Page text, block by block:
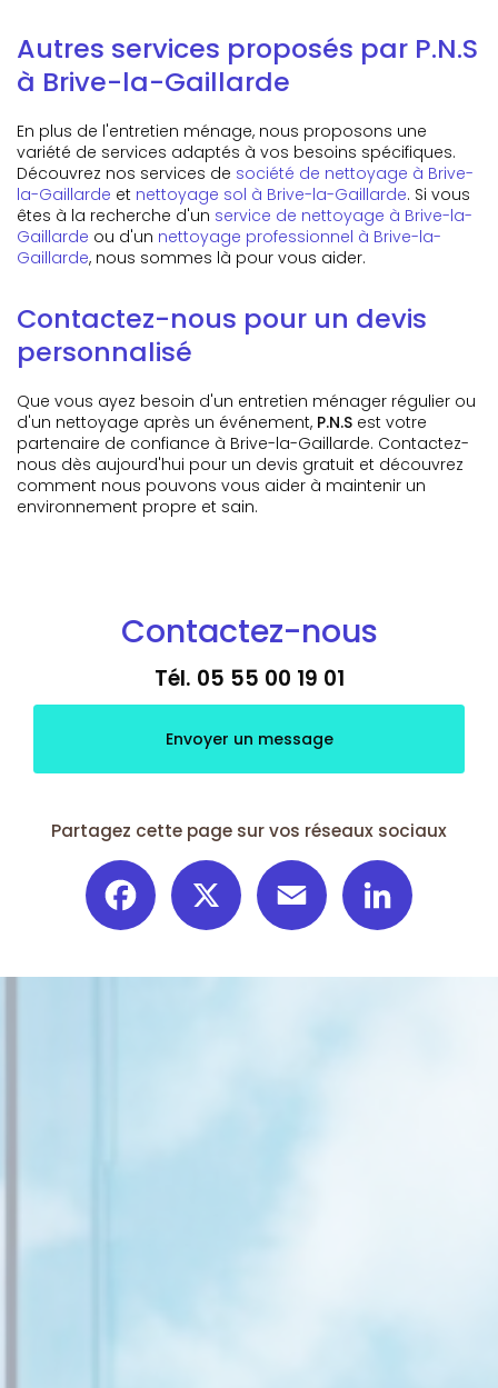
Autres services proposés par P.N.S
à Brive-la-Gaillarde
En plus de l'entretien ménage, nous proposons une
variété de services adaptés à vos besoins spécifiques.
Découvrez nos services de société de nettoyage à Brive-
la-Gaillarde et nettoyage sol à Brive-la-Gaillarde. Si vous
êtes à la recherche d'un service de nettoyage à Brive-la-
Gaillarde ou d'un nettoyage professionnel à Brive-la-
Gaillarde, nous sommes là pour vous aider.
Contactez-nous pour un devis
personnalisé
Que vous ayez besoin d'un entretien ménager régulier ou
d'un nettoyage après un événement, P.N.S est votre
partenaire de confiance à Brive-la-Gaillarde. Contactez-
nous dès aujourd'hui pour un devis gratuit et découvrez
comment nous pouvons vous aider à maintenir un
environnement propre et sain.
Contactez-nous
Tél. 05 55 00 19 01
Envoyer un message
Partagez cette page sur vos réseaux sociaux
Facebook Email